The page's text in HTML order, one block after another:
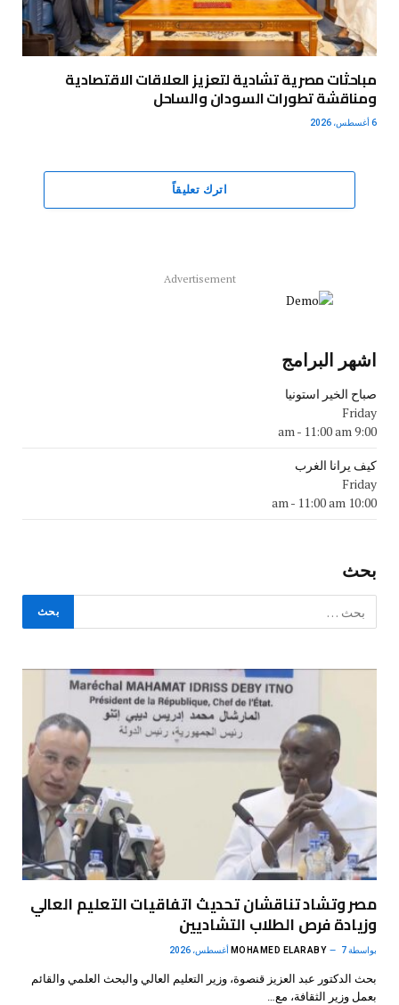
مباحثات مصرية تشادية لتعزيز العلاقات الاقتصادية
ومناقشة تطورات السودان والساحل
6 أغسطس، 2026
اترك تعليقاً
Advertisement
اشهر البرامج
صباح الخير استونيا
Friday
9:00 am
- 11:00 am
كيف يرانا الغرب
Friday
10:00 am
- 11:00 am
بحث
مصر وتشاد تناقشان تحديث اتفاقيات التعليم العالي
وزيادة فرص الطلاب التشاديين
بواسطة MOHAMED ELARABY 7 أغسطس، 2026
بحث الدكتور عبد العزيز قنصوة، وزير التعليم العالي والبحث العلمي والقائم
بعمل وزير الثقافة، مع…